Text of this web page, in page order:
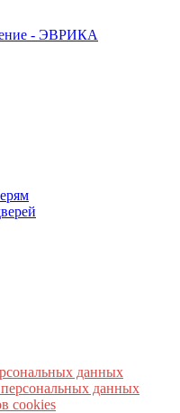
- ЭВРИКА
данных
данных
cookies